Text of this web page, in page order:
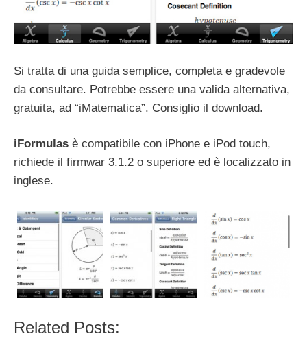
Si tratta di una guida semplice, completa e gradevole
da consultare. Potrebbe essere una valida alternativa,
gratuita, ad “iMatematica”. Consiglio il download.
iFormulas è compatibile con iPhone e iPod touch,
richiede il firmwar 3.1.2 o superiore ed è localizzato in
inglese.
Related Posts: